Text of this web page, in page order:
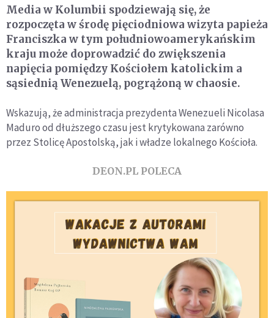
Media w Kolumbii spodziewają się, że
rozpoczęta w środę pięciodniowa wizyta papieża
Franciszka w tym południowoamerykańskim
kraju może doprowadzić do zwiększenia
napięcia pomiędzy Kościołem katolickim a
sąsiednią Wenezuelą, pogrążoną w chaosie.
Wskazują, że administracja prezydenta Wenezueli Nicolasa
Maduro od dłuższego czasu jest krytykowana zarówno
przez Stolicę Apostolską, jak i władze lokalnego Kościoła.
DEON.PL POLECA